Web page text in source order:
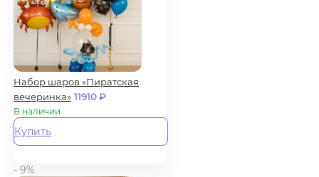
Набор шаров «Пиратская
вечеринка» 11910₽
В наличии
Купить
- 9%